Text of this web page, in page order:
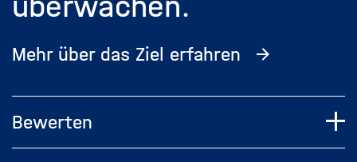
Mehr über das Ziel erfahren
Bewerten